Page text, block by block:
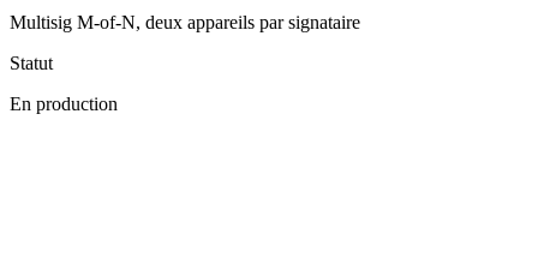
Multisig M-of-N, deux appareils par signataire
Statut
En production